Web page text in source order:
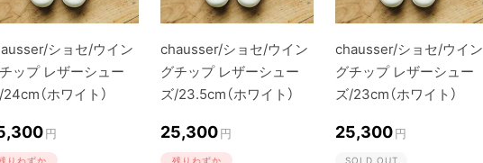
ショセ/ウイン
ップ レザーシュー
（ホワイト）
円
りわずか
chausser/ショセ/ウイン
グチップ レザーシュー
ズ/23.5cm（ホワイト）
25,300円
残りわずか
chausser/ショセ/ウイン
グチップ レザーシュー
ズ/23cm（ホワイト）
25,300円
SOLD OUT